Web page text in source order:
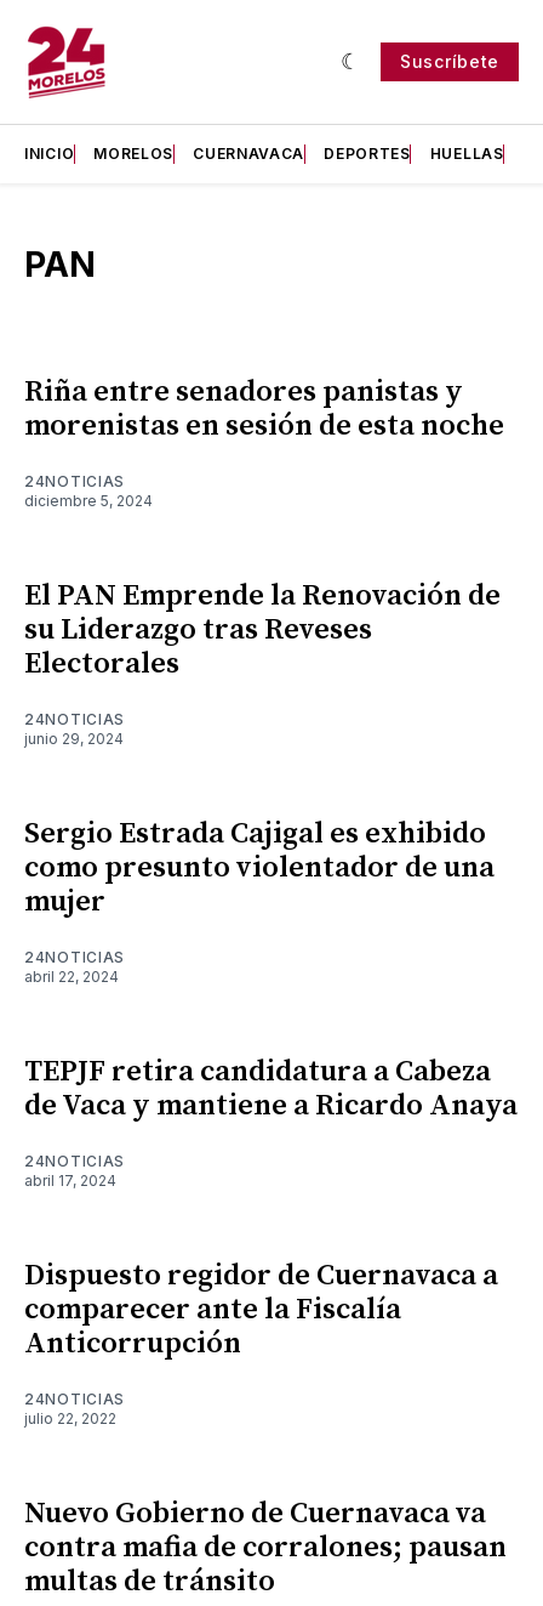
Suscríbete
INICIO MORELOS CUERNAVACA DEPORTES HUELLAS
PAN
Riña entre senadores panistas y
morenistas en sesión de esta noche
24NOTICIAS
diciembre 5, 2024
El PAN Emprende la Renovación de
su Liderazgo tras Reveses
Electorales
24NOTICIAS
junio 29, 2024
Sergio Estrada Cajigal es exhibido
como presunto violentador de una
mujer
24NOTICIAS
abril 22, 2024
TEPJF retira candidatura a Cabeza
de Vaca y mantiene a Ricardo Anaya
24NOTICIAS
abril 17, 2024
Dispuesto regidor de Cuernavaca a
comparecer ante la Fiscalía
Anticorrupción
24NOTICIAS
julio 22, 2022
Nuevo Gobierno de Cuernavaca va
contra mafia de corralones; pausan
multas de tránsito